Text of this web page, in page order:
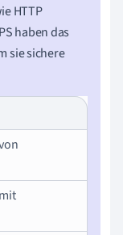
HTTP
haben das
sie sichere